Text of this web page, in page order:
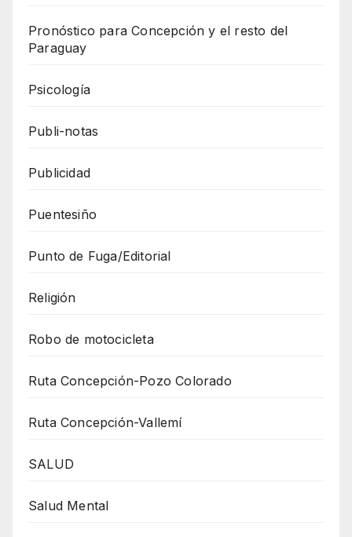
Pronóstico para Concepción y el resto del
Paraguay
Psicología
Publi-notas
Publicidad
Puentesiño
Punto de Fuga/Editorial
Religión
Robo de motocicleta
Ruta Concepción-Pozo Colorado
Ruta Concepción-Vallemí
SALUD
Salud Mental